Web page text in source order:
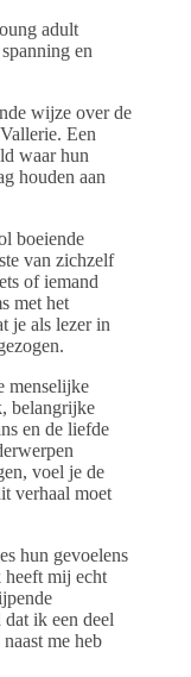
adult
en
wijze over de
Een
waar hun
houden aan
boeiende
van zichzelf
of iemand
met het
je als lezer in
menselijke
belangrijke
en de liefde
voel je de
verhaal moet
hun gevoelens
heeft mij echt
ik een deel
me heb